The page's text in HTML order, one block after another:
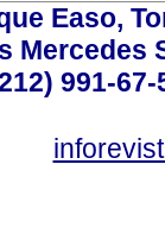
Easo,
Mercedes
991-